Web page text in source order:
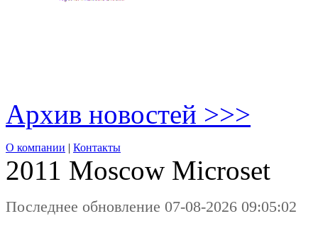
Архив новостей >>>
О компании | Контакты
2011 Moscow Microset
Последнее обновление 07-08-2026 09:05:02